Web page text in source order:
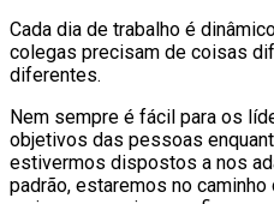
Cada dia de trabalho é
colegas precisam de coisas
diferentes.
Nem sempre é fácil para os
objetivos das pessoas
estivermos dispostos a nos
padrão, estaremos no